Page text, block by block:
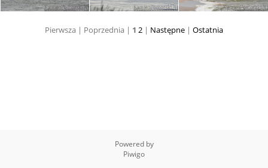
Pierwsza | Poprzednia | 1 2 | Następne | Ostatnia
Powered by
Piwigo